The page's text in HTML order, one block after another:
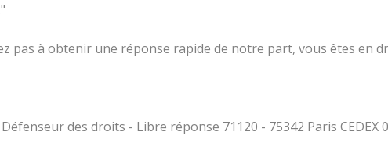
pas à obtenir une réponse rapide de notre part, vous êtes en
des droits - Libre réponse 71120 - 75342 Paris CEDEX